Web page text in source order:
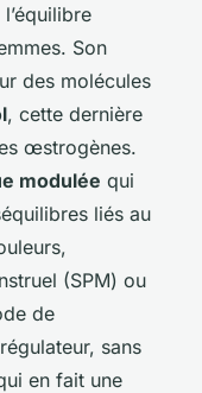
Son
des molécules
, cette dernière
œstrogènes.
modulée qui
liés au
(SPM) ou
de
sans
en fait une